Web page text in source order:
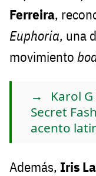
Ferreira,
Euphoria, una
movimiento
Karol
Secret
acento
Además, Iris